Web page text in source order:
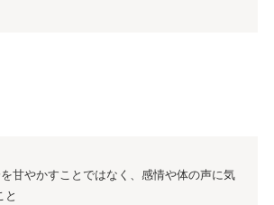
甘やかすことではなく、感情や体の声に気
と